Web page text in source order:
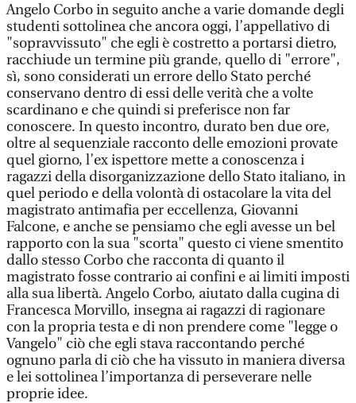
Angelo Corbo in seguito anche a varie domande degli
studenti sottolinea che ancora oggi, l’appellativo di
"sopravvissuto" che egli è costretto a portarsi dietro,
racchiude un termine più grande, quello di "errore",
sì, sono considerati un errore dello Stato perché
conservano dentro di essi delle verità che a volte
scardinano e che quindi si preferisce non far
conoscere. In questo incontro, durato ben due ore,
oltre al sequenziale racconto delle emozioni provate
quel giorno, l’ex ispettore mette a conoscenza i
ragazzi della disorganizzazione dello Stato italiano, in
quel periodo e della volontà di ostacolare la vita del
magistrato antimafia per eccellenza, Giovanni
Falcone, e anche se pensiamo che egli avesse un bel
rapporto con la sua "scorta" questo ci viene smentito
dallo stesso Corbo che racconta di quanto il
magistrato fosse contrario ai confini e ai limiti imposti
alla sua libertà. Angelo Corbo, aiutato dalla cugina di
Francesca Morvillo, insegna ai ragazzi di ragionare
con la propria testa e di non prendere come "legge o
Vangelo" ciò che egli stava raccontando perché
ognuno parla di ciò che ha vissuto in maniera diversa
e lei sottolinea l’importanza di perseverare nelle
proprie idee.